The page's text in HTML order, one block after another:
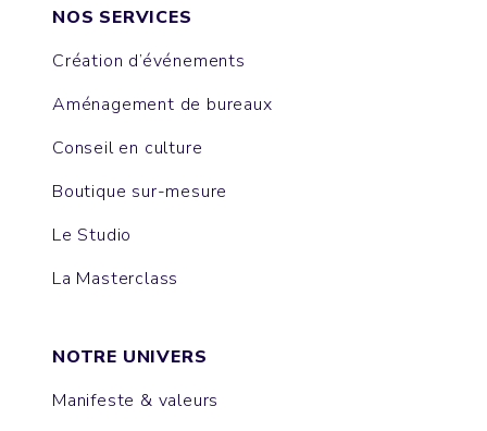
NOS SERVICES
Création d’événements
Aménagement de bureaux
Conseil en culture
Boutique sur-mesure
Le Studio
La Masterclass
NOTRE UNIVERS
Manifeste & valeurs